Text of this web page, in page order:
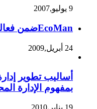
9 يوليو,2007
EcoManضمن فعاليات 2009 ل
24 أبريل,2009
أساليب تطوير
بمفهوم الإدارة